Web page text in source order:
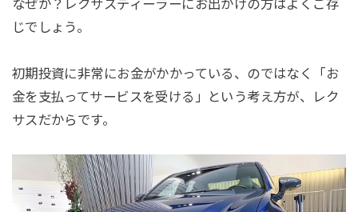
なぜか？レクサスディーラーにお出かけの方はよくご存
じでしょう。
初期投資に非常にお金がかかっている、のではなく「お
金を支払ってサービスを受ける」という考え方が、レク
サスだからです。